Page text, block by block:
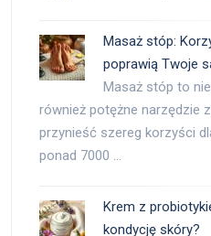
Masaż stóp:
poprawią Twoje
Masaż stóp to
również potężne narzędzie
przynieść szereg korzyści
ponad 7000 …
Krem z
kondycję skóry?